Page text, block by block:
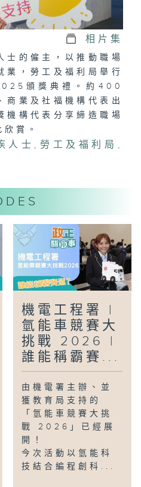
相片集
士的僱主，以推動職場
業，勞工及福利局舉行
頒獎典禮。約400
商業及社福機構代表出
機構代表分享締造職場
賞。
人士 , 勞工及福利局 ,
機電工程署 |
氫能車競賽大
挑戰 2026 |
誰能稱霸賽...
由機電署主辦、並
獲教育局支持的
「氫能車競賽大挑
戰 2026」已經展
開！
今次活動以氫能科
技結合編程創科...